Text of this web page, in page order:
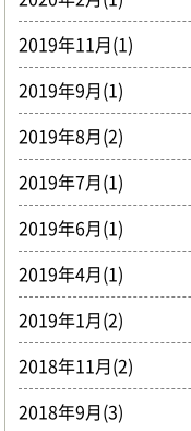
2019年11月(1)
2019年9月(1)
2019年8月(2)
2019年7月(1)
2019年6月(1)
2019年4月(1)
2019年1月(2)
2018年11月(2)
2018年9月(3)